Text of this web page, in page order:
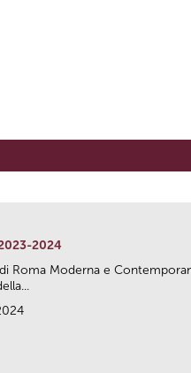
2024
Roma Moderna e